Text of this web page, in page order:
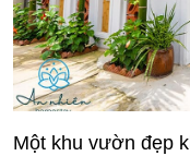
Một khu vườn đẹp